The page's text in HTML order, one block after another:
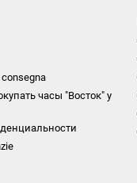
часы "Восток" у